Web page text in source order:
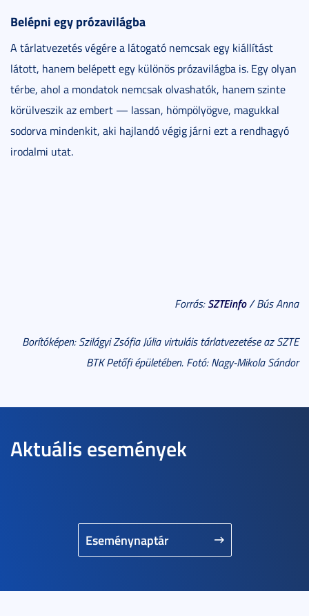
Belépni egy prózavilágba
A tárlatvezetés végére a látogató nemcsak egy kiállítást
látott, hanem belépett egy különös prózavilágba is. Egy olyan
térbe, ahol a mondatok nemcsak olvashatók, hanem szinte
körülveszik az embert — lassan, hömpölyögve, magukkal
sodorva mindenkit, aki hajlandó végig járni ezt a rendhagyó
irodalmi utat.
Forrás:SZTEinfo/ Bús Anna
Borítóképen: Szilágyi Zsófia Júlia virtuláis tárlatvezetése az SZTE
BTK Petőfi épületében. Fotó: Nagy-Mikola Sándor
Aktuális események
Eseménynaptár